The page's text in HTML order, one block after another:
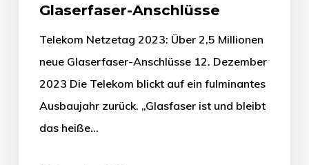
Glaserfaser-Anschlüsse
Telekom Netzetag 2023: Über 2,5 Millionen
neue Glaserfaser-Anschlüsse 12. Dezember
2023 Die Telekom blickt auf ein fulminantes
Ausbaujahr zurück. „Glasfaser ist und bleibt
das heiße…